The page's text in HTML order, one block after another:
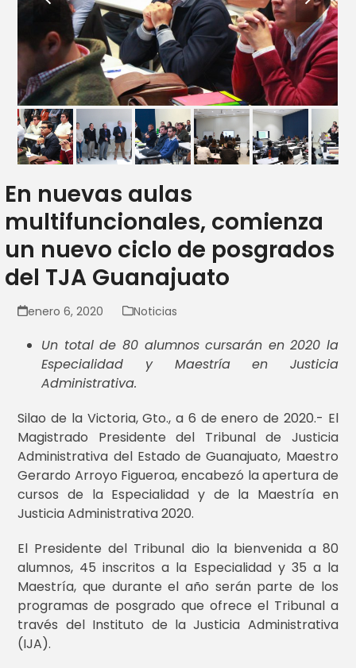
slide
slide
En nuevas aulas
multifuncionales, comienza
un nuevo ciclo de posgrados
del TJA Guanajuato
enero 6, 2020 Noticias
Un total de 80 alumnos cursarán en 2020 la
Especialidad y Maestría en Justicia
Administrativa.
Silao de la Victoria, Gto., a 6 de enero de 2020.- El
Magistrado Presidente del Tribunal de Justicia
Administrativa del Estado de Guanajuato, Maestro
Gerardo Arroyo Figueroa, encabezó la apertura de
cursos de la Especialidad y de la Maestría en
Justicia Administrativa 2020.
El Presidente del Tribunal dio la bienvenida a 80
alumnos, 45 inscritos a la Especialidad y 35 a la
Maestría, que durante el año serán parte de los
programas de posgrado que ofrece el Tribunal a
través del Instituto de la Justicia Administrativa
(IJA).